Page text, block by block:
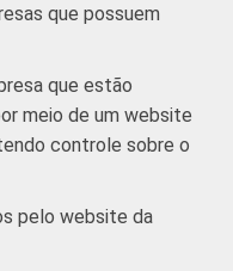
e
99 -
que possuem
que estão
meio de um website
controle sobre o
pelo website da